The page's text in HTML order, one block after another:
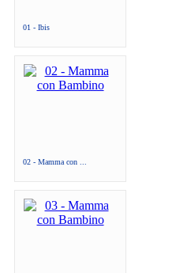
01 - Ibis
02 - Mamma con ...